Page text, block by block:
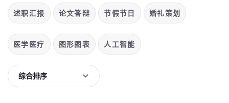
述职汇报 论文答辩 节假节日 婚礼策划
医学医疗 图形图表 人工智能
综合排序